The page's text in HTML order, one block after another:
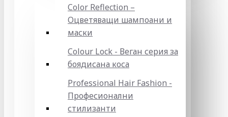
Color Reflection –
Оцветяващи шампоани и
маски
Colour Lock - Веган серия за
боядисана коса
Professional Hair Fashion -
Професионални
стилизанти